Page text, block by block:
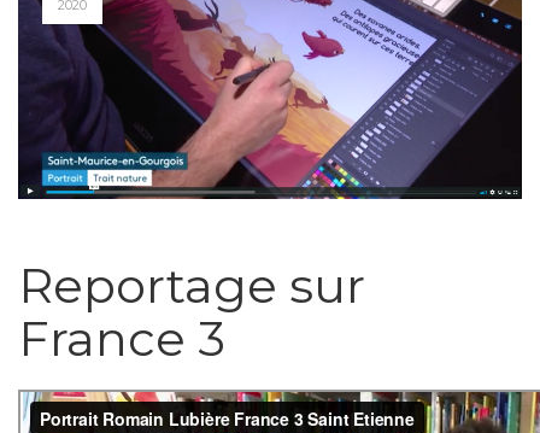
2020
Reportage sur
France 3